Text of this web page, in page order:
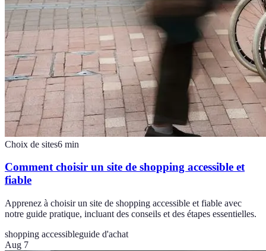
Choix de sites6 min
Comment choisir un site de shopping accessible et
fiable
Apprenez à choisir un site de shopping accessible et fiable avec
notre guide pratique, incluant des conseils et des étapes essentielles.
shopping accessibleguide d'achat
Aug 7